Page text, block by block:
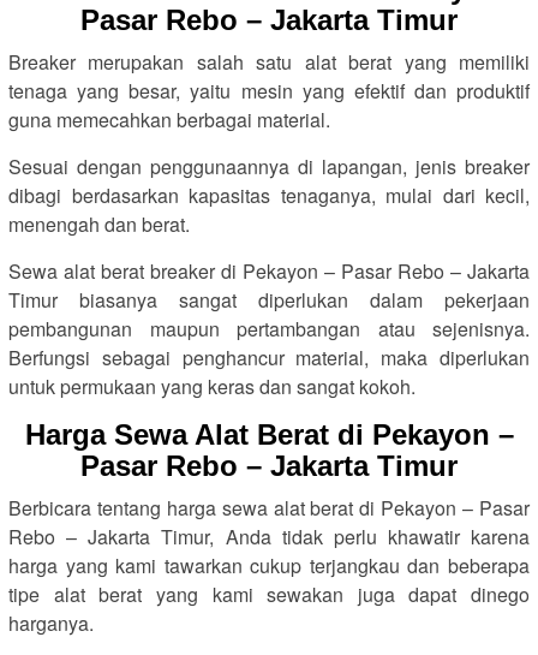
Pasar Rebo – Jakarta Timur
Breaker merupakan salah satu alat berat yang memiliki
tenaga yang besar, yaitu mesin yang efektif dan produktif
guna memecahkan berbagai material.
Sesuai dengan penggunaannya di lapangan, jenis breaker
dibagi berdasarkan kapasitas tenaganya, mulai dari kecil,
menengah dan berat.
Sewa alat berat breaker di Pekayon – Pasar Rebo – Jakarta
Timur biasanya sangat diperlukan dalam pekerjaan
pembangunan maupun pertambangan atau sejenisnya.
Berfungsi sebagai penghancur material, maka diperlukan
untuk permukaan yang keras dan sangat kokoh.
Harga Sewa Alat Berat di Pekayon –
Pasar Rebo – Jakarta Timur
Berbicara tentang harga sewa alat berat di Pekayon – Pasar
Rebo – Jakarta Timur, Anda tidak perlu khawatir karena
harga yang kami tawarkan cukup terjangkau dan beberapa
tipe alat berat yang kami sewakan juga dapat dinego
harganya.